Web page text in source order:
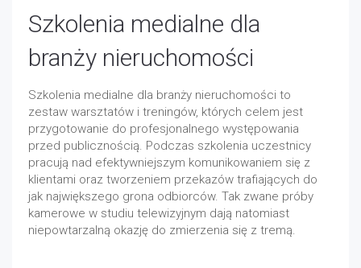
Szkolenia medialne dla
branży nieruchomości
Szkolenia medialne dla branży nieruchomości to
zestaw warsztatów i treningów, których celem jest
przygotowanie do profesjonalnego występowania
przed publicznością. Podczas szkolenia uczestnicy
pracują nad efektywniejszym komunikowaniem się z
klientami oraz tworzeniem przekazów trafiających do
jak największego grona odbiorców. Tak zwane próby
kamerowe w studiu telewizyjnym dają natomiast
niepowtarzalną okazję do zmierzenia się z tremą.